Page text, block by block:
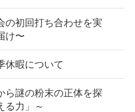
の初回打ち合わせを実
け〜
休暇について
ら謎の粉末の正体を探
る力」～